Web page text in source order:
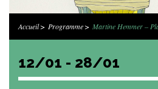
Accueil Programme Martine Hemmer –
12/01 - 28/01